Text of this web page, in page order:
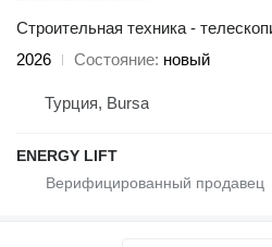
Строительная техника -
2026
Состояние новый
Турция, Bursa
ENERGY LIFT